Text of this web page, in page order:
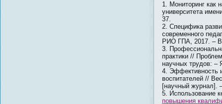
Мониторинг как
университета
37.
Специфика
современного
РИО ГПА, 2017. –
практики //
научных трудов:
Эффективность
воспитателей //
[научный журнал].
Использование
повышения